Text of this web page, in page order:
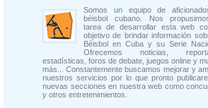
Somos un equipo de
béisbol cubano. Nos
tarea de desarrollar esta web
objetivo de brindar información
Béisbol en Cuba y su Serie
Ofrecemos noticias,
estadísticas, foros de debate, juegos online y
más... Constantemente buscamos mejorar y
nuestros servicios por lo que pronto
nuevas secciones en nuestra web como
y otros entretenimientos.